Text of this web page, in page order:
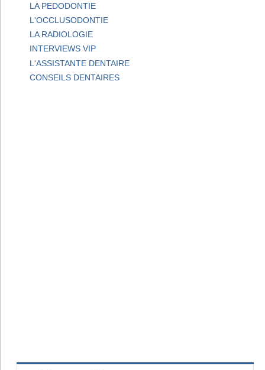
LA PEDODONTIE
L'OCCLUSODONTIE
LA RADIOLOGIE
INTERVIEWS VIP
L'ASSISTANTE DENTAIRE
CONSEILS DENTAIRES